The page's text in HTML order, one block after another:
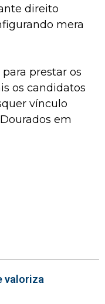
direito
mera
prestar os
os candidatos
vínculo
em
valoriza